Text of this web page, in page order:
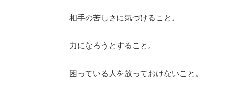
相手の苦しさに気づけること。
力になろうとすること。
困っている人を放っておけないこと。